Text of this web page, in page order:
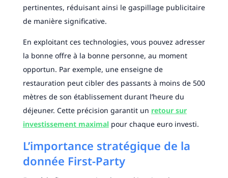
pertinentes, réduisant ainsi le gaspillage publicitaire
de manière significative.
En exploitant ces technologies, vous pouvez adresser
la bonne offre à la bonne personne, au moment
opportun. Par exemple, une enseigne de
restauration peut cibler des passants à moins de 500
mètres de son établissement durant l’heure du
déjeuner. Cette précision garantit un retour sur
investissement maximalpour chaque euro investi.
L’importance stratégique de la
donnée First-Party